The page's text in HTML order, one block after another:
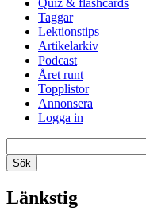
Quiz & flashcards
Taggar
Lektionstips
Artikelarkiv
Podcast
Året runt
Topplistor
Annonsera
Logga in
Länkstig